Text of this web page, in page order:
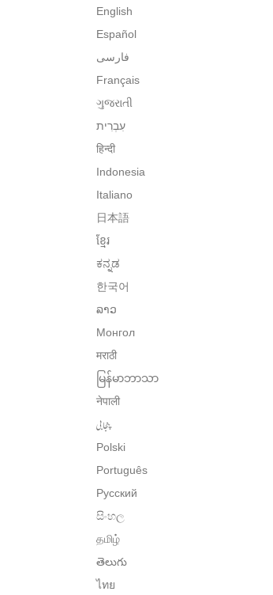
English
Español
فارسی
Français
ગુજરાતી
हिन्दी
Indonesia
Italiano
日本語
ខ្មែរ
ಕನ್ನಡ
한국어
ລາວ
Монгол
मराठी
မြန်မာဘာသာ
नेपाली
پنجابی
Polski
Português
Русский
සිංහල
தமிழ்
తెలుగు
ไทย